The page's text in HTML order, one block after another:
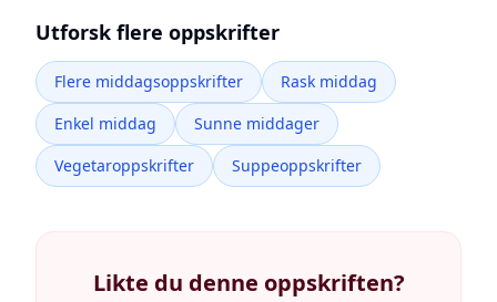
Utforsk flere oppskrifter
Flere middagsoppskrifter
Rask middag
Enkel middag
Sunne middager
Vegetaroppskrifter
Suppeoppskrifter
Likte du denne oppskriften?